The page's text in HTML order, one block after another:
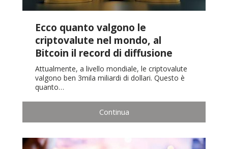
Ecco quanto valgono le
criptovalute nel mondo, al
Bitcoin il record di diffusione
Attualmente, a livello mondiale, le criptovalute
valgono ben 3mila miliardi di dollari. Questo è
quanto…
Continua